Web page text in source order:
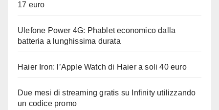
17 euro
Ulefone Power 4G: Phablet economico dalla
batteria a lunghissima durata
Haier Iron: l’Apple Watch di Haier a soli 40 euro
Due mesi di streaming gratis su Infinity utilizzando
un codice promo